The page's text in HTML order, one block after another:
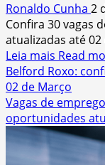
Ronaldo Cunha 2
Confira 30 vagas
atualizadas até
Leia mais Read
Belford Roxo:
02 de Março
Vagas de
oportunidades